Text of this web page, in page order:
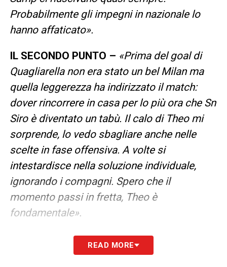
Probabilmente gli impegni in nazionale lo
hanno affaticato».
IL SECONDO PUNTO – «Prima del goal di
Quagliarella non era stato un bel Milan ma
quella leggerezza ha indirizzato il match:
dover rincorrere in casa per lo più ora che Sn
Siro è diventato un tabù. Il calo di Theo mi
sorprende, lo vedo sbagliare anche nelle
scelte in fase offensiva. A volte si
intestardisce nella soluzione individuale,
ignorando i compagni. Spero che il
momento passi in fretta, Theo è
fondamentale».
LA PLAYLIST DELLE NOSTRE TOP NEWS
READ MORE